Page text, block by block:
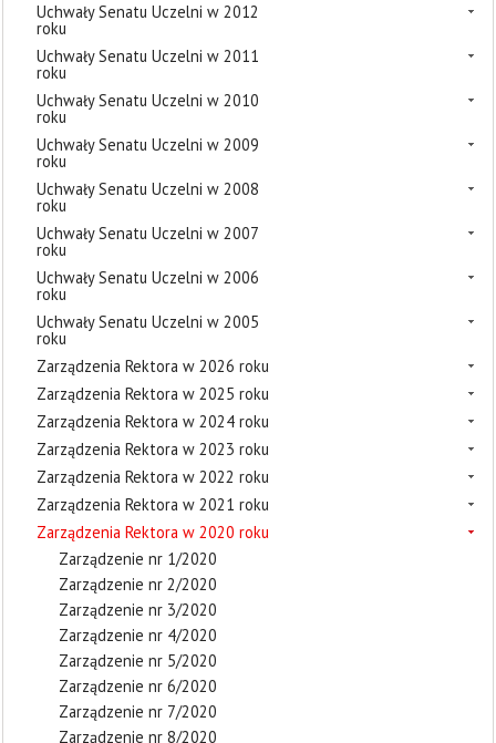
Uchwały Senatu Uczelni w 2012
roku
Uchwały Senatu Uczelni w 2011
roku
Uchwały Senatu Uczelni w 2010
roku
Uchwały Senatu Uczelni w 2009
roku
Uchwały Senatu Uczelni w 2008
roku
Uchwały Senatu Uczelni w 2007
roku
Uchwały Senatu Uczelni w 2006
roku
Uchwały Senatu Uczelni w 2005
roku
Zarządzenia Rektora w 2026 roku
Zarządzenia Rektora w 2025 roku
Zarządzenia Rektora w 2024 roku
Zarządzenia Rektora w 2023 roku
Zarządzenia Rektora w 2022 roku
Zarządzenia Rektora w 2021 roku
Zarządzenia Rektora w 2020 roku
Zarządzenie nr 1/2020
Zarządzenie nr 2/2020
Zarządzenie nr 3/2020
Zarządzenie nr 4/2020
Zarządzenie nr 5/2020
Zarządzenie nr 6/2020
Zarządzenie nr 7/2020
Zarządzenie nr 8/2020